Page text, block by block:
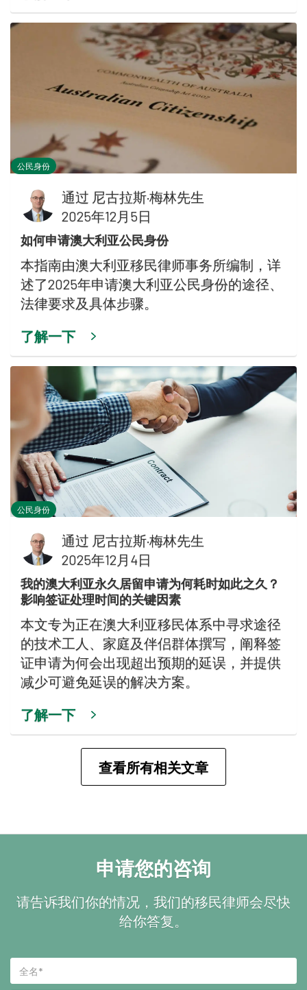
公民身份
通过 尼古拉斯·梅林先生
2025年12月5日
如何申请澳大利亚公民身份
本指南由澳大利亚移民律师事务所编制，详
述了2025年申请澳大利亚公民身份的途径、
法律要求及具体步骤。
了解一下
公民身份
通过 尼古拉斯·梅林先生
2025年12月4日
我的澳大利亚永久居留申请为何耗时如此之久？
影响签证处理时间的关键因素
本文专为正在澳大利亚移民体系中寻求途径
的技术工人、家庭及伴侣群体撰写，阐释签
证申请为何会出现超出预期的延误，并提供
减少可避免延误的解决方案。
了解一下
查看所有相关文章
申请您的咨询
请告诉我们你的情况，我们的移民律师会尽快
给你答复。